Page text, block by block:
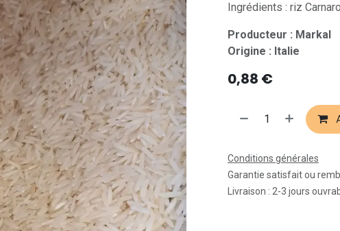
Ingrédients : riz
Producteur : Markal
Origine : Italie
0,88 €
Conditions générales
Garantie satisfait ou
Livraison : 2-3 jours